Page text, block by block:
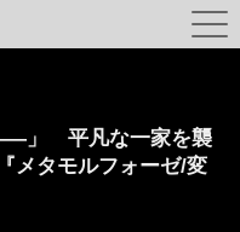
――」 平凡な一家を襲
メタモルフォーゼ/変